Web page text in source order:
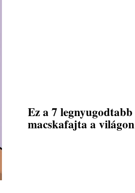
Ez a 7 legnyugodtabb
macskafajta a világon